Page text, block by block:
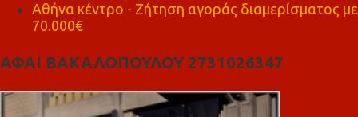
Αθήνα κέντρο - Ζήτηση αγοράς διαμερίσματος με
70.000€
ΑΦΑΙ ΒΑΚΑΛΟΠΟΥΛΟΥ 2731026347